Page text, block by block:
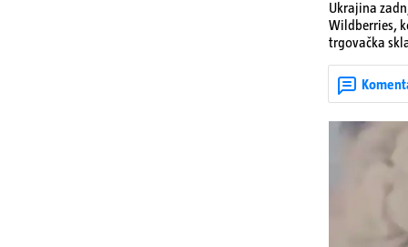
Ukrajina
Wildberries,
trgovačka
ruska
rata